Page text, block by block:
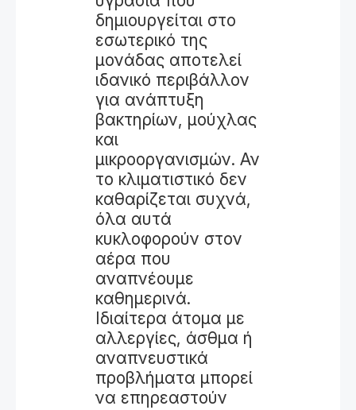
δημιουργείται στο
εσωτερικό της
μονάδας αποτελεί
ιδανικό περιβάλλον
για ανάπτυξη
βακτηρίων, μούχλας
και
μικροοργανισμών. Αν
το κλιματιστικό δεν
καθαρίζεται συχνά,
όλα αυτά
κυκλοφορούν στον
αέρα που
αναπνέουμε
καθημερινά.
Ιδιαίτερα άτομα με
αλλεργίες, άσθμα ή
αναπνευστικά
προβλήματα μπορεί
να επηρεαστούν